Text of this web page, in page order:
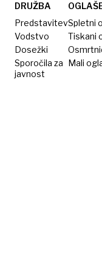
DRUŽBA
Predstavitev
Vodstvo
Dosežki
Sporočila za
javnost
Spletni
Tiskani
Mali